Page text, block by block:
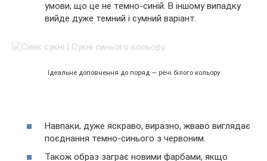
умови, що це не темно-синій. В іншому випадку
вийде дуже темний і сумний варіант.
Ідеальне доповнення до поряд — речі білого кольору
Навпаки, дуже яскраво, виразно, жваво виглядає
поєднання темно-синього з червоним.
Також образ заграє новими фарбами, якщо